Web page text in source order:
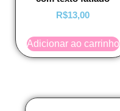
R$13,00
Adicionar ao carrinho